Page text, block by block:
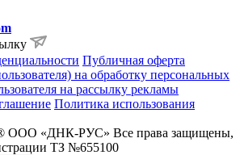
Публичная оферта
на обработку персональных
на рассылку рекламы
Политика использования
ООО «ДНК-РУС» Все права защищены,
ТЗ №655100